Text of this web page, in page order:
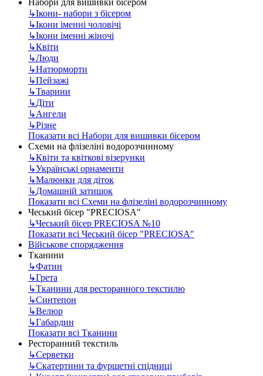
↳Ікони- набори з бісером
↳Ікони іменні чоловічі
↳Ікони іменні жіночі
↳Квіти
↳Люди
↳Натюрморти
↳Пейзажі
↳Тварини
↳Діти
↳Ангели
↳Різне
Показати всі Набори для вишивки бісером
Схеми на флізеліні водорозчинному
↳Квіти та квіткові візерунки
↳Українські орнаменти
↳Малюнки для діток
↳Домашній затишок
Показати всі Схеми на флізеліні водорозчинному
Чеський бісер "PRECIOSA"
↳Чеський бісер PRECIOSA №10
Показати всі Чеський бісер "PRECIOSA"
Військове спорядження
Тканини
↳Фатин
↳Грета
↳Тканини для ресторанного текстилю
↳Синтепон
↳Велюр
↳Габардин
Показати всі Тканини
Ресторанний текстиль
↳Серветки
↳Скатертини та фуршетні спідниці